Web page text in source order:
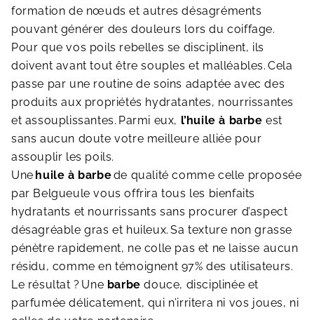
formation de nœuds et autres désagréments
pouvant générer des douleurs lors du coiffage.
Pour que vos poils rebelles se disciplinent, ils
doivent avant tout être souples et malléables. Cela
passe par une routine de soins adaptée avec des
produits aux propriétés hydratantes, nourrissantes
et assouplissantes. Parmi eux, l’huile à barbe est
sans aucun doute votre meilleure alliée pour
assouplir les poils.
Une huile à barbede qualité comme celle proposée
par Belgueule vous offrira tous les bienfaits
hydratants et nourrissants sans procurer d’aspect
désagréable gras et huileux. Sa texture non grasse
pénètre rapidement, ne colle pas et ne laisse aucun
résidu, comme en témoignent 97% des utilisateurs.
Le résultat ? Une barbe douce, disciplinée et
parfumée délicatement, qui n’irritera ni vos joues, ni